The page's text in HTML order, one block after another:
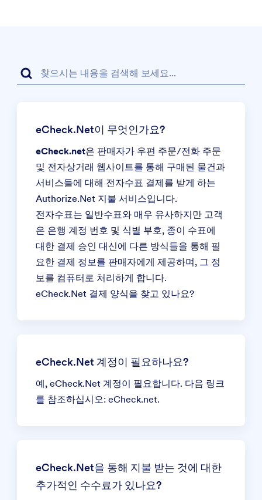
eCheck.Net이 무엇인가요?
eCheck.net은 판매자가 우편 주문/전화 주문
및 전자상거래 웹사이트를 통해 구매된 물건과
서비스들에 대해 전자수표 결제를 받게 하는
Authorize.Net 지불 서비스입니다.
전자수표는 일반수표와 매우 유사하지만 고객
은 은행 계정 번호 및 식별 부호, 종이 수표에
대한 결제 승인 대신에 다른 방식들을 통해 필
요한 결제 정보를 판매자에게 제공하며, 그 정
보를 컴퓨터로 처리하게 합니다.
eCheck.Net 결제 양식을 찾고 있나요?
eCheck.Net 계정이 필요하나요?
예, eCheck.Net 계정이 필요합니다. 다음 링크
를 참조하십시오:eCheck.net.
eCheck.Net을 통해 지불 받는 것에 대한
추가적인 수수료가 있나요?